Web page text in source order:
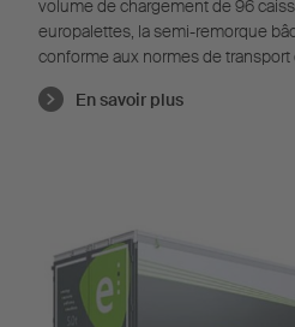
volume de chargement de 96
europalettes, la semi-remorque
conforme aux normes de
En savoir plus